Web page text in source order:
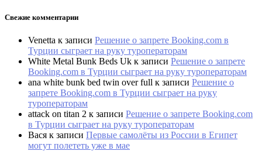
Свежие комментарии
Venetta к записи Решение о запрете Booking.com в
Турции сыграет на руку туроператорам
White Metal Bunk Beds Uk к записи Решение о запрете
Booking.com в Турции сыграет на руку туроператорам
ana white bunk bed twin over full к записи Решение о
запрете Booking.com в Турции сыграет на руку
туроператорам
attack on titan 2 к записи Решение о запрете Booking.com
в Турции сыграет на руку туроператорам
Вася к записи Первые самолёты из России в Египет
могут полететь уже в мае